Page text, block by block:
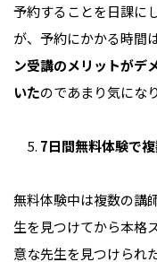
予約することを日課に
が、予約にかかる時間
ン受講のメリットがデ
いたのであまり気にな
7日間無料体験で
無料体験中は複数の講
生を見つけてから本格
意な先生を見つけられ